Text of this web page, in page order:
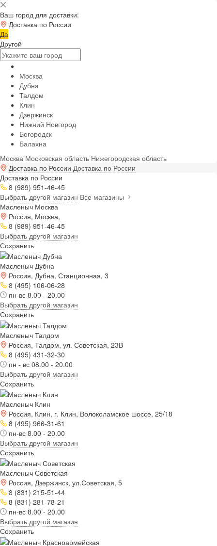
Ваш город для доставки:
Доставка по России
Да
Другой
Москва
Дубна
Талдом
Клин
Дзержинск
Нижний Новгород
Богородск
Балахна
Москва Московская область Нижегородская область
Доставка по России Доставка по России
Доставка по России
8 (989) 951-46-45
Выбрать другой магазин Все магазины
Масленыч Москва
Россия, Москва,
8 (989) 951-46-45
Выбрать другой магазин
Сохранить
Масленыч Дубна
Россия, Дубна, Станционная, 3
8 (495) 106-06-28
пн-вс 8.00 - 20.00
Выбрать другой магазин
Сохранить
Масленыч Талдом
Россия, Талдом, ул. Советская, 23В
8 (495) 431-32-30
пн - вс 08.00 - 20.00
Выбрать другой магазин
Сохранить
Масленыч Клин
Россия, Клин, г. Клин, Волоколамское шоссе, 25/18
8 (495) 966-31-61
пн-вс 8.00 - 20.00
Выбрать другой магазин
Сохранить
Масленыч Советская
Россия, Дзержинск, ул.Советская, 5
8 (831) 215-51-44
8 (831) 281-78-21
пн-вс 8.00 - 20.00
Выбрать другой магазин
Сохранить